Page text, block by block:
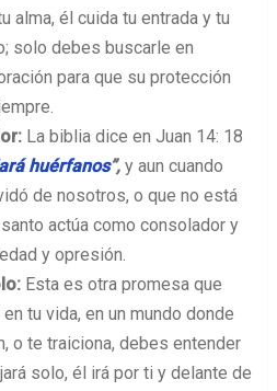
alma, él cuida tu entrada y tu
solo debes buscarle en
para que su protección
La biblia dice en Juan 14: 18
huérfanos”,y aun cuando
de nosotros, o que no está
actúa como consolador y
y opresión.
Esta es otra promesa que
tu vida, en un mundo donde
o te traiciona, debes entender
solo, él irá por ti y delante de